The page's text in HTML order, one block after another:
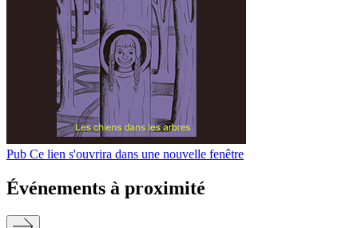
Pub Ce lien s'ouvrira dans une nouvelle fenêtre
Événements à proximité